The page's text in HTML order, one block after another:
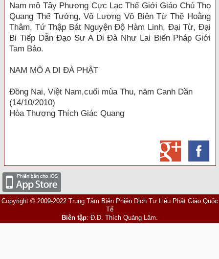
Nam mô Tây Phương Cực Lạc Thế Giới Giáo Chủ Thọ
Quang Thể Tướng, Vô Lượng Vô Biên Từ Thệ Hoằng
Thâm, Tứ Thập Bát Nguyện Độ Hàm Linh, Đại Từ, Đại
Bi Tiếp Dẫn Đạo Sư A Di Đà Như Lai Biến Pháp Giới
Tam Bảo.
NAM MÔ A DI ĐÀ PHẬT
Đồng Nai, Việt Nam,cuối mùa Thu, năm Canh Dần
(14/10/2010)
Hòa Thượng Thích Giác Quang
Copyright © 2009-2022 Trung Tâm Biên Phiên Dịch Tư Liệu Phật Giáo Quốc
Tế
Biên tập: Đ.Đ. Thích Quảng Lâm.